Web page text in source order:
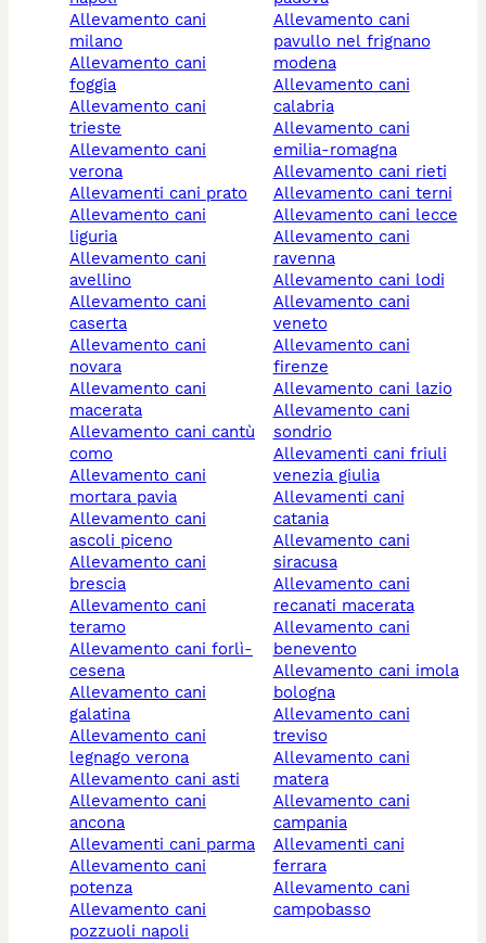
allevamento cani
milano
allevamento cani
foggia
allevamento cani
trieste
allevamento cani
verona
allevamenti cani prato
allevamento cani
liguria
allevamento cani
avellino
allevamento cani
caserta
allevamento cani
novara
allevamento cani
macerata
allevamento cani cantù
como
allevamento cani
mortara pavia
allevamento cani
ascoli piceno
allevamento cani
brescia
allevamento cani
teramo
allevamento cani forlì-
cesena
allevamento cani
galatina
allevamento cani
legnago verona
allevamento cani asti
allevamento cani
ancona
allevamenti cani parma
allevamento cani
potenza
allevamento cani
pozzuoli napoli
allevamento cani
pavullo nel frignano
modena
allevamento cani
calabria
allevamento cani
emilia-romagna
allevamento cani rieti
allevamento cani terni
allevamento cani lecce
allevamento cani
ravenna
allevamento cani lodi
allevamento cani
veneto
allevamento cani
firenze
allevamento cani lazio
allevamento cani
sondrio
allevamenti cani friuli
venezia giulia
allevamenti cani
catania
allevamento cani
siracusa
allevamento cani
recanati macerata
allevamento cani
benevento
allevamento cani imola
bologna
allevamento cani
treviso
allevamento cani
matera
allevamento cani
campania
allevamenti cani
ferrara
allevamento cani
campobasso